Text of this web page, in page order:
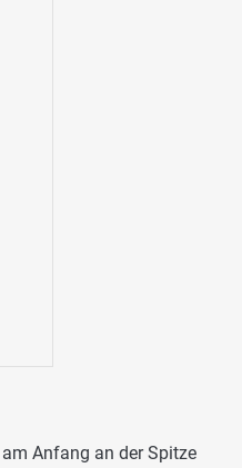
Anfang an der Spitze